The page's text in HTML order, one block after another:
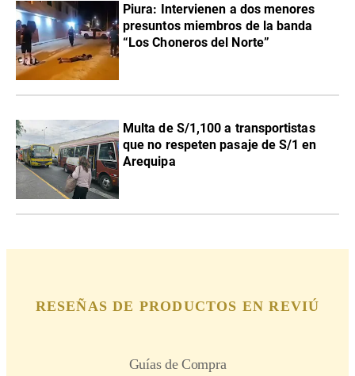
Piura: Intervienen a dos menores
presuntos miembros de la banda
“Los Choneros del Norte”
Multa de S/1,100 a transportistas
que no respeten pasaje de S/1 en
Arequipa